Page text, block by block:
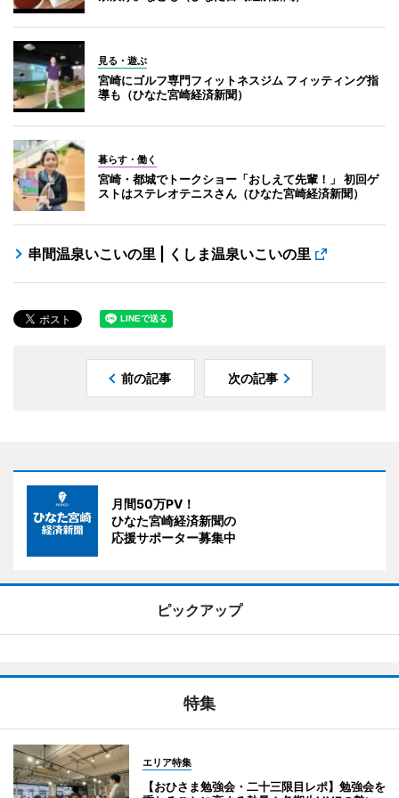
見る・遊ぶ
宮崎にゴルフ専門フィットネスジム フィッティング指
導も（ひなた宮崎経済新聞）
暮らす・働く
宮崎・都城でトークショー「おしえて先輩！」 初回ゲ
ストはステレオテニスさん（ひなた宮崎経済新聞）
串間温泉いこいの里 | くしま温泉いこいの里
前の記事 次の記事
月間50万PV！
ひなた宮崎経済新聞の
応援サポーター募集中
ピックアップ
特集
エリア特集
【おひさま勉強会・二十三限目レポ】勉強会を